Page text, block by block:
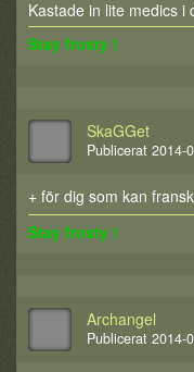
Kastade in lite medics i
Stay frosty !
SkaGGet
Publicerat 2014-
+ för dig som kan
Stay frosty !
Archangel
Publicerat 2014-